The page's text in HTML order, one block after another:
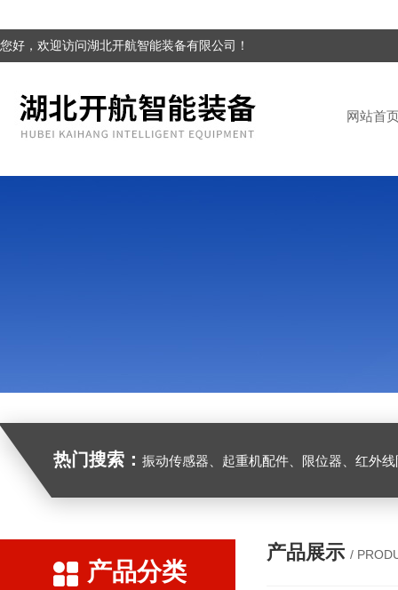
您好，欢迎访问湖北开航智能装备有限公司！
网站首
热门搜索： 振动传感器、起重机配件、限位器、红外线防撞器
产品分类
产品展示 /